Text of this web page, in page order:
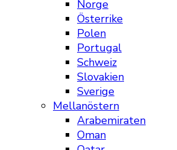
Norge
Österrike
Polen
Portugal
Schweiz
Slovakien
Sverige
Mellanöstern
Arabemiraten
Oman